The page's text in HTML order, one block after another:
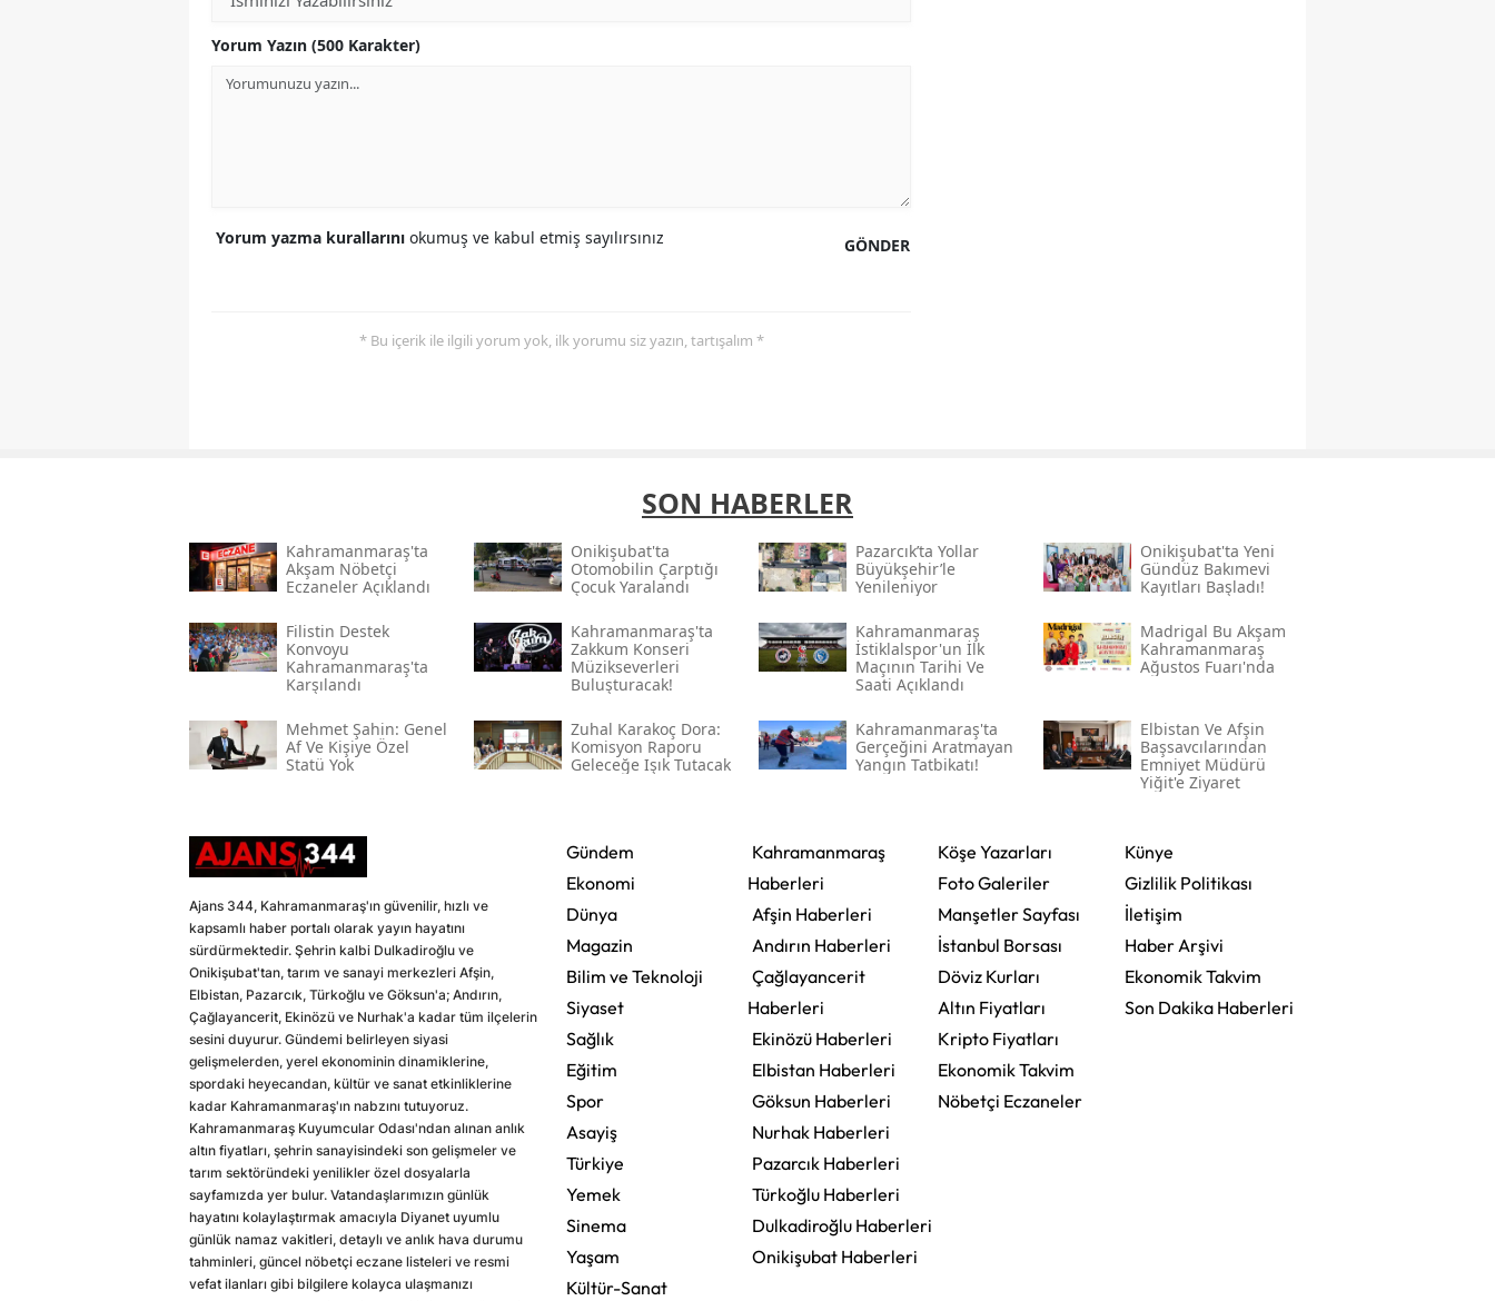
Yorum Yazın (500 Karakter)
GÖNDER
Yorum yazma kurallarını okumuş ve kabul etmiş sayılırsınız
* Bu içerik ile ilgili yorum yok, ilk yorumu siz yazın, tartışalım *
SON HABERLER
Kahramanmaraş'ta
Akşam Nöbetçi
Eczaneler Açıklandı
Onikişubat'ta
Otomobilin Çarptığı
Çocuk Yaralandı
Pazarcık’ta Yollar
Büyükşehir’le
Yenileniyor
Onikişubat'ta Yeni
Gündüz Bakımevi
Kayıtları Başladı!
Filistin Destek
Konvoyu
Kahramanmaraş'ta
Karşılandı
Kahramanmaraş'ta
Zakkum Konseri
Müzikseverleri
Buluşturacak!
Kahramanmaraş
İstiklalspor'un İlk
Maçının Tarihi Ve
Saati Açıklandı
Madrigal Bu Akşam
Kahramanmaraş
Ağustos Fuarı'nda
Mehmet Şahin: Genel
Af Ve Kişiye Özel
Statü Yok
Zuhal Karakoç Dora:
Komisyon Raporu
Geleceğe Işık Tutacak
Kahramanmaraş'ta
Gerçeğini Aratmayan
Yangın Tatbikatı!
Elbistan Ve Afşin
Başsavcılarından
Emniyet Müdürü
Yiğit'e Ziyaret
Ajans 344, Kahramanmaraş'ın güvenilir, hızlı ve
kapsamlı haber portalı olarak yayın hayatını
sürdürmektedir. Şehrin kalbi Dulkadiroğlu ve
Onikişubat'tan, tarım ve sanayi merkezleri Afşin,
Elbistan, Pazarcık, Türkoğlu ve Göksun'a; Andırın,
Çağlayancerit, Ekinözü ve Nurhak'a kadar tüm ilçelerin
sesini duyurur. Gündemi belirleyen siyasi
gelişmelerden, yerel ekonominin dinamiklerine,
spordaki heyecandan, kültür ve sanat etkinliklerine
kadar Kahramanmaraş'ın nabzını tutuyoruz.
Kahramanmaraş Kuyumcular Odası'ndan alınan anlık
altın fiyatları, şehrin sanayisindeki son gelişmeler ve
tarım sektöründeki yenilikler özel dosyalarla
sayfamızda yer bulur. Vatandaşlarımızın günlük
hayatını kolaylaştırmak amacıyla Diyanet uyumlu
günlük namaz vakitleri, detaylı ve anlık hava durumu
tahminleri, güncel nöbetçi eczane listeleri ve resmi
vefat ilanları gibi bilgilere kolayca ulaşmanızı
Gündem
Ekonomi
Dünya
Magazin
Bilim ve Teknoloji
Siyaset
Sağlık
Eğitim
Spor
Asayiş
Türkiye
Yemek
Sinema
Yaşam
Kültür-Sanat
Kahramanmaraş
Haberleri
Afşin Haberleri
Andırın Haberleri
Çağlayancerit
Haberleri
Ekinözü Haberleri
Elbistan Haberleri
Göksun Haberleri
Nurhak Haberleri
Pazarcık Haberleri
Türkoğlu Haberleri
Dulkadiroğlu Haberleri
Onikişubat Haberleri
Köşe Yazarları
Foto Galeriler
Manşetler Sayfası
İstanbul Borsası
Döviz Kurları
Altın Fiyatları
Kripto Fiyatları
Ekonomik Takvim
Nöbetçi Eczaneler
Künye
Gizlilik Politikası
İletişim
Haber Arşivi
Ekonomik Takvim
Son Dakika Haberleri